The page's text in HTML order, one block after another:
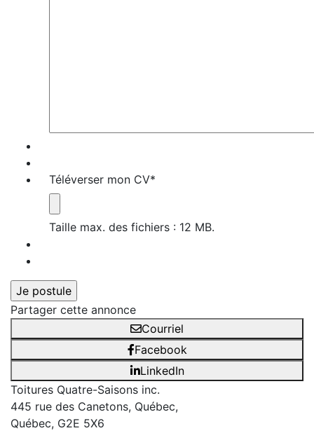
Téléverser mon CV*
Taille max. des fichiers : 12 MB.
Partager cette annonce
Courriel
Facebook
LinkedIn
Toitures Quatre-Saisons inc.
445 rue des Canetons, Québec,
Québec, G2E 5X6